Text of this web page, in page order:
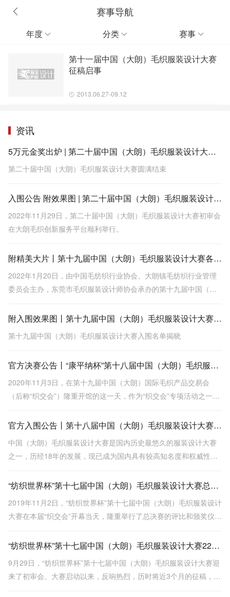
赛事导航
年度  分类  赛事 
第十一届中国（大朗）毛织服装设计大赛
征稿启事
2013.06.27-09.12
资讯
5万元金奖出炉 | 第二十届中国（大朗）毛织服装设计大赛圆满结束
第二十届中国（大朗）毛织服装设计大赛圆满结束
入围公告 附效果图 | 第二十届中国（大朗）毛织服装设计大赛入围名单出炉
2022年11月29日，第二十届中国（大朗）毛织服装设计大赛初审会
在大朗毛织创新服务平台顺利举行。
附精美大片丨第十九届中国（大朗）毛织服装设计大赛各大奖项出炉
2022年1月20日，由中国毛纺织行业协会、大朗镇毛纺织行业管理
委员会主办，东莞市毛织服装设计师协会承办的第十九届中国（大
附入围效果图丨第十九届中国（大朗）毛织服装设计大赛入围名单揭晓
第十九届中国（大朗）毛织服装设计大赛入围名单揭晓
官方决赛公告丨“康平纳杯”第十八届中国（大朗）毛织服装设计大赛总决赛圆满落幕
2020年11月3日，在第十九届中国（大朗）国际毛织产品交易会
（后称“织交会”）隆重开馆的这一天，作为“织交会”专项活动之一
毛织贸易中心盛大上演。
官方入围公告丨第十八届中国（大朗）毛织服装设计大赛20强新鲜出炉
中国（大朗）毛织服装设计大赛是国内历史最悠久的服装设计大赛
之一，历经18年的发展，现已成为国内具有较高知名度和权威性的
“纺织世界杯”第十七届中国（大朗）毛织服装设计大赛总决赛完美落幕
2019年11月2日，“纺织世界杯”第十七届中国（大朗）毛织服装设计
大赛在本届“织交会”开幕当天，隆重举行了总决赛的评比和颁奖仪
“纺织世界杯”第十七届中国（大朗）毛织服装设计大赛22强顺利诞生！
9月29日，“纺织世界杯”第十七届中国（大朗）毛织服装设计大赛迎
来了初审会。大赛启动以来，反响热烈，历时将近3个月的征稿，收